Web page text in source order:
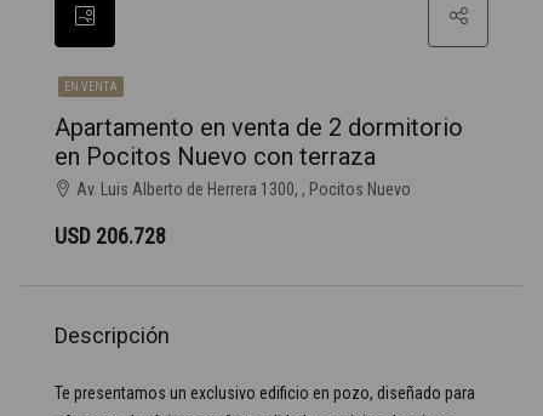
EN VENTA
Apartamento en venta de 2 dormitorio
en Pocitos Nuevo con terraza
Av. Luis Alberto de Herrera 1300, , Pocitos Nuevo
USD 206.728
Descripción
Te presentamos un exclusivo edificio en pozo, diseñado para